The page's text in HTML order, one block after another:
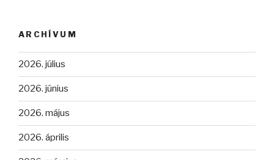
ARCHÍVUM
2026. július
2026. június
2026. május
2026. április